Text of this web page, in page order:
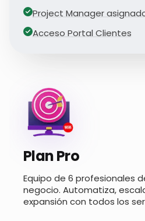
Project Manager
Acceso Portal Clientes
Plan Pro
Equipo de 6 profesionales
negocio. Automatiza,
expansión con todos los